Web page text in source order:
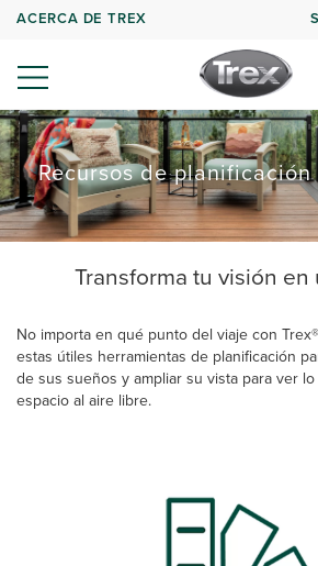
ACERCA DE TREX
Recursos de
Transforma tu visión en
No importa en qué punto del viaje con
estas útiles herramientas de planificación
de sus sueños y ampliar su vista para ver
espacio al aire libre.